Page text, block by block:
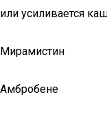
или усиливается
Мирамистин
Амбробене